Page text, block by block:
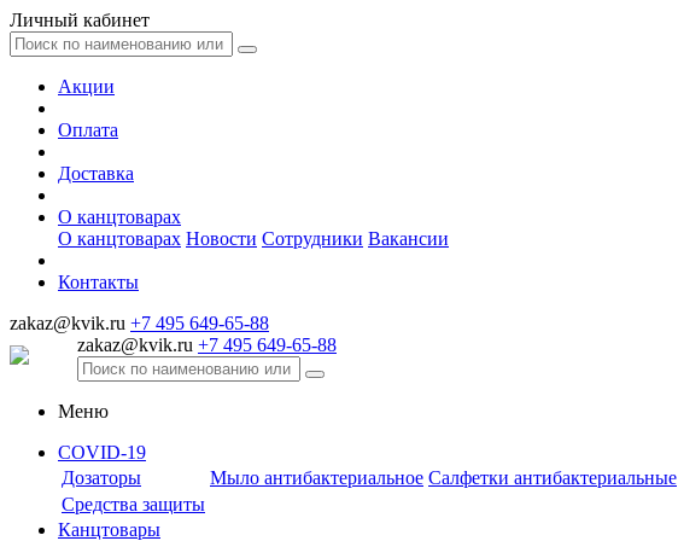
Личный кабинет
Акции
Оплата
Доставка
О канцтоварах
О канцтоварах Новости Сотрудники Вакансии
Контакты
zakaz@kvik.ru +7 495 649-65-88
zakaz@kvik.ru +7 495 649-65-88
Меню
COVID-19
Дозаторы
Мыло антибактериальное Салфетки антибактериальные
Средства защиты
Канцтовары